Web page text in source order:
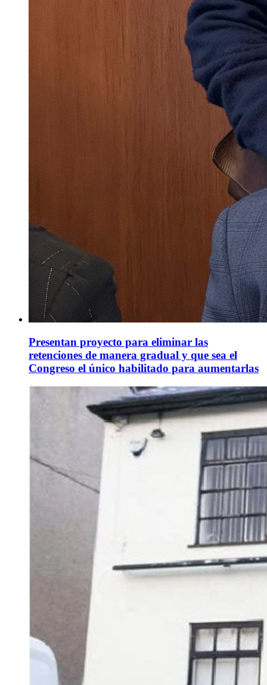
Presentan proyecto para eliminar las
retenciones de manera gradual y que sea el
Congreso el único habilitado para aumentarlas